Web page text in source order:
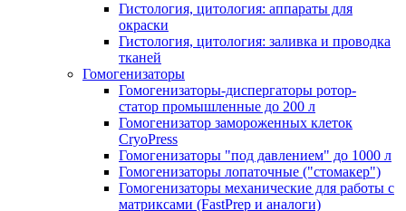
Гистология, цитология: аппараты для
окраски
Гистология, цитология: заливка и проводка
тканей
Гомогенизаторы
Гомогенизаторы-диспергаторы ротор-
статор промышленные до 200 л
Гомогенизатор замороженных клеток
CryoPress
Гомогенизаторы "под давлением" до 1000 л
Гомогенизаторы лопаточные ("стомакер")
Гомогенизаторы механические для работы с
матриксами (FastPrep и аналоги)